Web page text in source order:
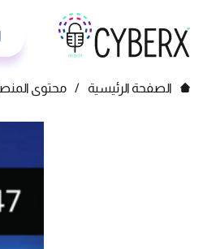
الصفحة الرئيسية / محتوى